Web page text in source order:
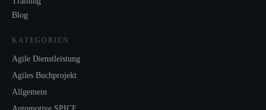
Blog
KATEGORIEN
Agile Dienstleistung
Agiles Buchprojekt
Allgemein